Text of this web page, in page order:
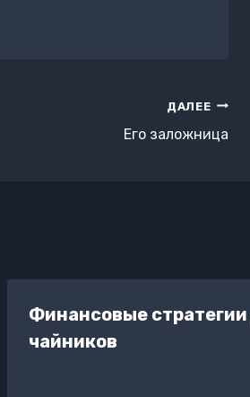
ДАЛЕЕ
Его заложница
Финансовые
чайников